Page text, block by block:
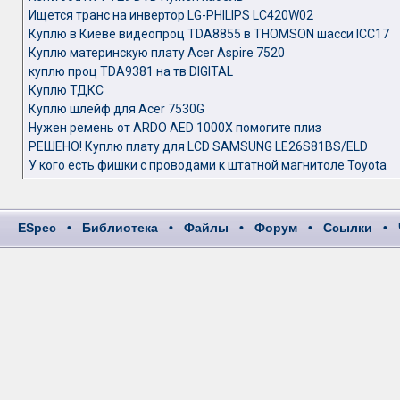
Ищется транс на инвертор LG-PHILIPS LC420W02
Куплю в Киеве видеопроц TDA8855 в THOMSON шасси ICC17
Куплю материнскую плату Acer Aspire 7520
куплю проц TDA9381 на тв DIGITAL
Куплю ТДКС
Куплю шлейф для Acer 7530G
Нужен ремень от ARDO AED 1000X помогите плиз
РЕШЕНО! Куплю плату для LCD SAMSUNG LE26S81BS/ELD
У кого есть фишки с проводами к штатной магнитоле Toyota
ESpec • Библиотека • Файлы • Форум • Ссылки •